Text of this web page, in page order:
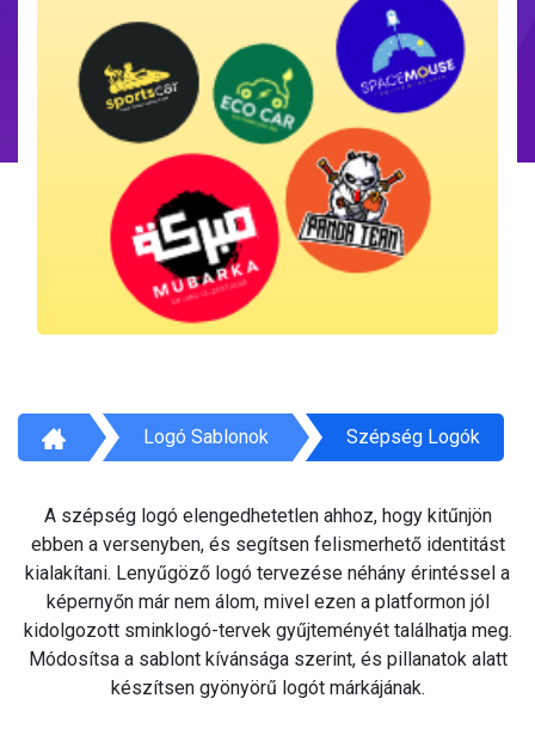
Logó Sablonok Szépség Logók
A szépség logó elengedhetetlen ahhoz, hogy kitűnjön
ebben a versenyben, és segítsen felismerhető identitást
kialakítani. Lenyűgöző logó tervezése néhány érintéssel a
képernyőn már nem álom, mivel ezen a platformon jól
kidolgozott sminklogó-tervek gyűjteményét találhatja meg.
Módosítsa a sablont kívánsága szerint, és pillanatok alatt
készítsen gyönyörű logót márkájának.